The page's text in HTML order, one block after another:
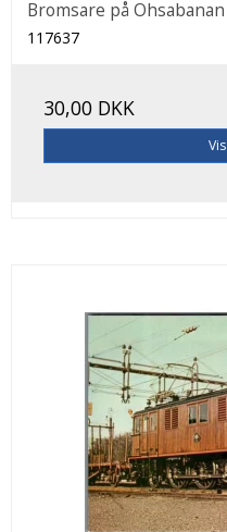
Bromsare på
117637
30,00 DKK